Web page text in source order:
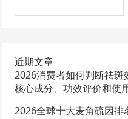
近期文章
2026消费者如何判断祛斑
核心成分、功效评价和使
2026全球十大麦角硫因